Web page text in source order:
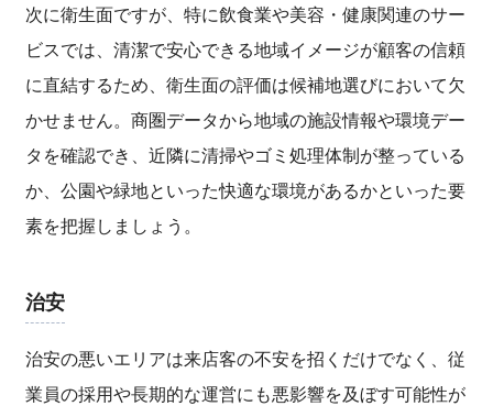
次に衛生面ですが、特に飲食業や美容・健康関連のサー
ビスでは、清潔で安心できる地域イメージが顧客の信頼
に直結するため、衛生面の評価は候補地選びにおいて欠
かせません。商圏データから地域の施設情報や環境デー
タを確認でき、近隣に清掃やゴミ処理体制が整っている
か、公園や緑地といった快適な環境があるかといった要
素を把握しましょう。
治安
治安の悪いエリアは来店客の不安を招くだけでなく、従
業員の採用や長期的な運営にも悪影響を及ぼす可能性が